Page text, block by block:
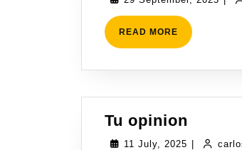
READ MORE
Tu opinion
11 July, 2025 |